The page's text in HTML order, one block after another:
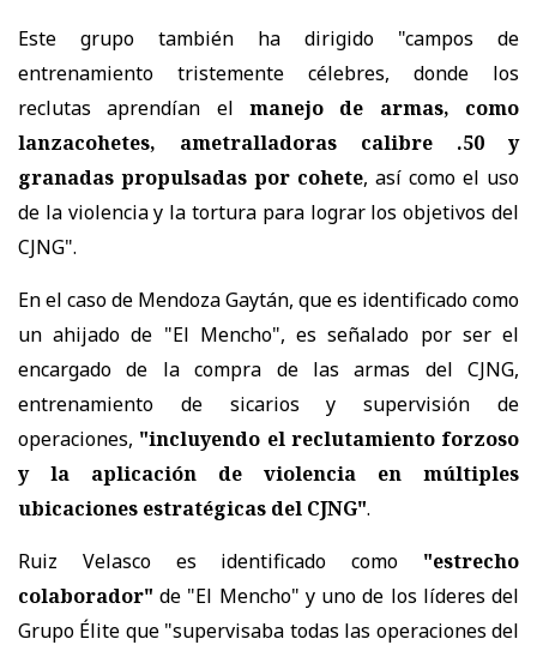
Este grupo también ha dirigido "campos de
entrenamiento tristemente célebres, donde los
reclutas aprendían el manejo de armas, como
lanzacohetes, ametralladoras calibre .50 y
granadas propulsadas por cohete, así como el uso
de la violencia y la tortura para lograr los objetivos del
CJNG".
En el caso de Mendoza Gaytán, que es identificado como
un ahijado de "El Mencho", es señalado por ser el
encargado de la compra de las armas del CJNG,
entrenamiento de sicarios y supervisión de
operaciones, "incluyendo el reclutamiento forzoso
y la aplicación de violencia en múltiples
ubicaciones estratégicas del CJNG".
Ruiz Velasco es identificado como "estrecho
colaborador" de "El Mencho" y uno de los líderes del
Grupo Élite que "supervisaba todas las operaciones del